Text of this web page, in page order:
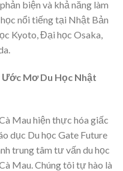
biện và khả năng làm
nổi tiếng tại Nhật Bản
Kyoto, Đại học Osaka,
Mơ Du Học Nhật
Mau hiện thực hóa giấc
dục Du học Gate Future
trung tâm tư vấn du học
Mau. Chúng tôi tự hào là